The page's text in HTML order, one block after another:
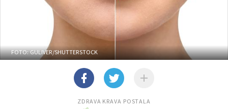
FOTO: GULIVER/SHUTTERSTOCK
ZDRAVA KRAVA POSTALA